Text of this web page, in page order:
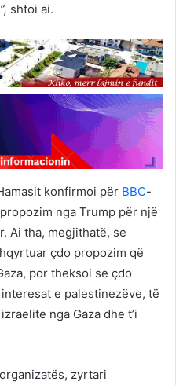
shtoi ai.
konfirmoi për BBC-
nga Trump për një
Ai tha, megjithatë, se
çdo propozim që
por theksoi se çdo
e palestinezëve, të
nga Gaza dhe t’i
zyrtari